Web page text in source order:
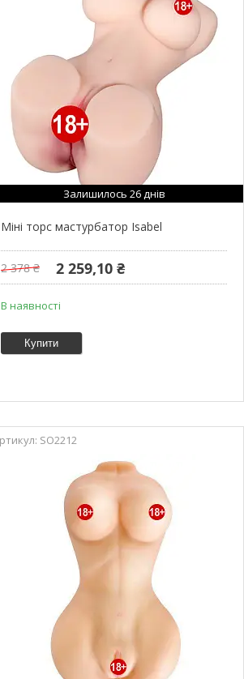
Залишилось 26 днів
Міні торс мастурбатор Isabel
2 378 ₴ 2 259,10 ₴
В наявності
Купити
SO2212